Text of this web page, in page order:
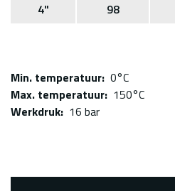
4"
98
Min. temperatuur 0°C
Max. temperatuur 150°C
Werkdruk 16 bar